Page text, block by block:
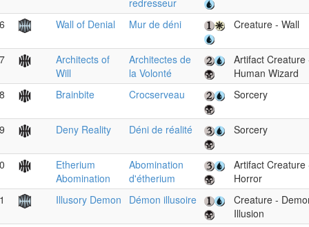
redresseur
Wall of Denial Mur de déni Creature - Wall
Architects of
Will
Architectes de
la Volonté
Artifact Creature
Human Wizard
Brainbite Crocserveau Sorcery
Deny Reality Déni de réalité Sorcery
Etherium
Abomination
Abomination
d'étherium
Artifact Creature
Horror
Illusory Demon Démon illusoire
Creature -
Illusion